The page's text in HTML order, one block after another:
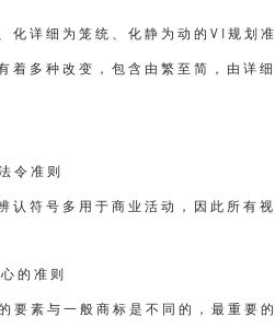
化详细为笼统、化静为动的VI规划
着多种改变，包含由繁至简，由详
令准则
认符号多用于商业活动，因此所有
的准则
要素与一般商标是不同的，最重要